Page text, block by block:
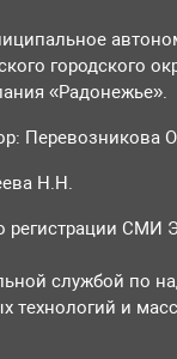
городского
«Радонежье».
Перевозникова
Н.Н.
регистрации СМИ
службой по
технологий и